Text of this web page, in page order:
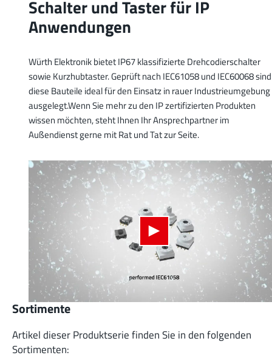
Schalter und Taster für IP
Anwendungen
Würth Elektronik bietet IP67 klassifizierte Drehcodierschalter
sowie Kurzhubtaster. Geprüft nach IEC61058 und IEC60068 sind
diese Bauteile ideal für den Einsatz in rauer Industrieumgebung
ausgelegt.Wenn Sie mehr zu den IP zertifizierten Produkten
wissen möchten, steht Ihnen Ihr Ansprechpartner im
Außendienst gerne mit Rat und Tat zur Seite.
Sortimente
Artikel dieser Produktserie finden Sie in den folgenden
Sortimenten: